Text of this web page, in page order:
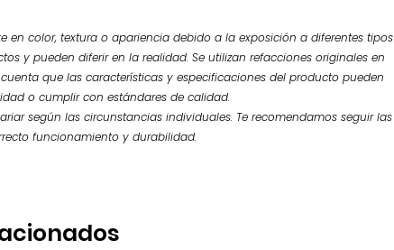
en color, textura o apariencia debido a la exposición a diferentes tipos
y pueden diferir en la realidad. Se utilizan refacciones originales en
que las características y especificaciones del producto pueden
o cumplir con estándares de calidad.
según las circunstancias individuales. Te recomendamos seguir las
funcionamiento y durabilidad.